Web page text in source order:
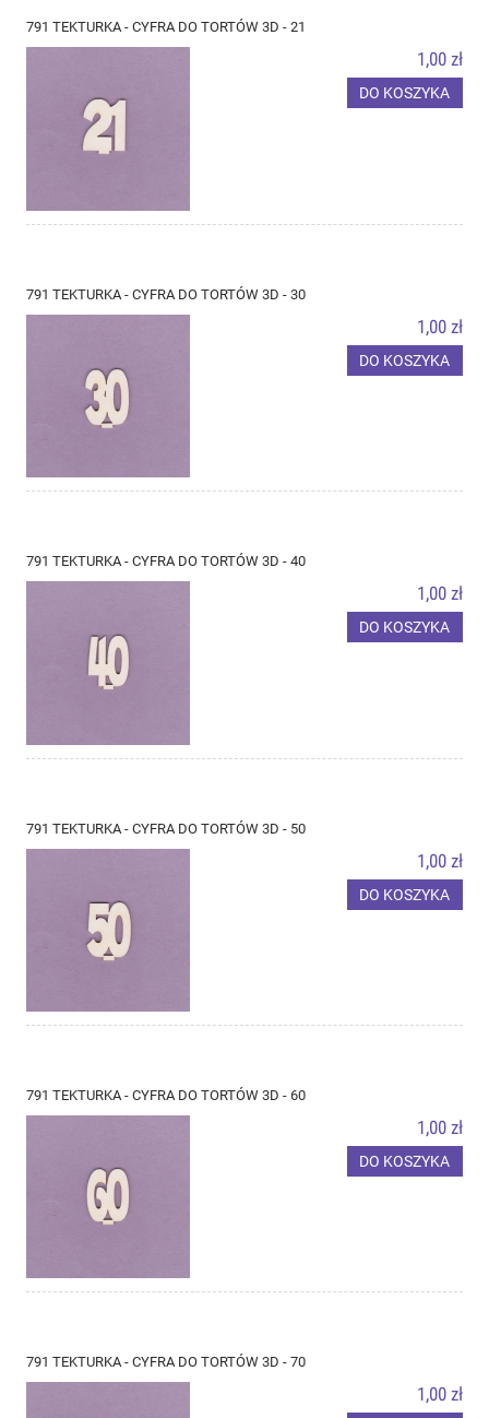
791 TEKTURKA - CYFRA DO TORTÓW 3D - 21
1,00 zł
DO KOSZYKA
791 TEKTURKA - CYFRA DO TORTÓW 3D - 30
1,00 zł
DO KOSZYKA
791 TEKTURKA - CYFRA DO TORTÓW 3D - 40
1,00 zł
DO KOSZYKA
791 TEKTURKA - CYFRA DO TORTÓW 3D - 50
1,00 zł
DO KOSZYKA
791 TEKTURKA - CYFRA DO TORTÓW 3D - 60
1,00 zł
DO KOSZYKA
791 TEKTURKA - CYFRA DO TORTÓW 3D - 70
1,00 zł